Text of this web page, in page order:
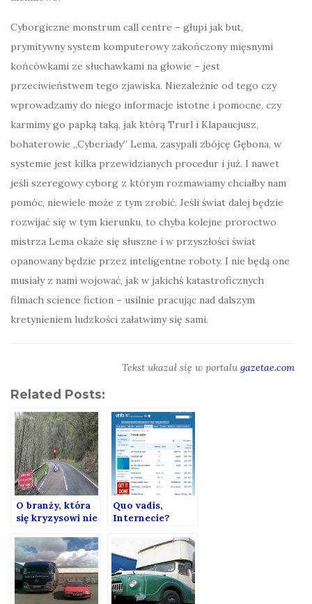
Cyborgiczne monstrum call centre – głupi jak but,
prymitywny system komputerowy zakończony mięsnymi
końcówkami ze słuchawkami na głowie – jest
przeciwieństwem tego zjawiska. Niezależnie od tego czy
wprowadzamy do niego informacje istotne i pomocne, czy
karmimy go papką taką, jak którą Trurl i Klapaucjusz,
bohaterowie „Cyberiady” Lema, zasypali zbójcę Gębona, w
systemie jest kilka przewidzianych procedur i już. I nawet
jeśli szeregowy cyborg z którym rozmawiamy chciałby nam
pomóc, niewiele może z tym zrobić. Jeśli świat dalej będzie
rozwijać się w tym kierunku, to chyba kolejne proroctwo
mistrza Lema okaże się słuszne i w przyszłości świat
opanowany będzie przez inteligentne roboty. I nie będą one
musiały z nami wojować, jak w jakichś katastroficznych
filmach science fiction – usilnie pracując nad dalszym
kretynieniem ludzkości załatwimy się sami.
Tekst ukazał się w portalu gazetae.com
Related Posts:
O branży, która
się kryzysowi nie
Quo vadis,
Internecie?